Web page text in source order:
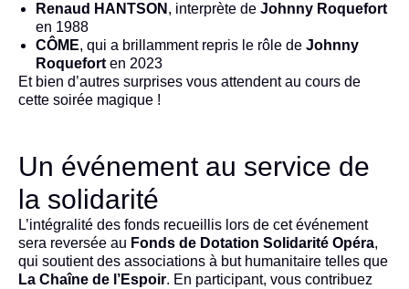
Renaud HANTSON , interprète deJohnny Roquefort
en 1988
CÔME, qui a brillamment repris le rôle deJohnny
Roquefort en 2023
Et bien d’autres surprises vous attendent au cours de
cette soirée magique !
Un événement au service de
la solidarité
L’intégralité des fonds recueillis lors de cet événement
sera reversée au Fonds de Dotation Solidarité Opéra,
qui soutient des associations à but humanitaire telles que
La Chaîne de l’Espoir. En participant, vous contribuez